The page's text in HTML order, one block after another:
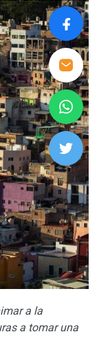
a la
a tomar una